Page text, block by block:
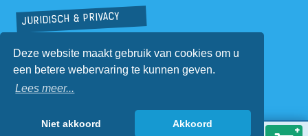
Deze website maakt gebruik van cookies om u
een betere webervaring te kunnen geven.
Lees meer...
Niet akkoord Akkoord
JURIDISCH & PRIVACY
ALGEMENE VOORWAARDEN